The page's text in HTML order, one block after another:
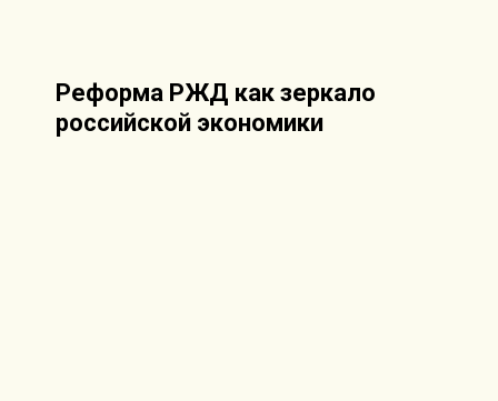
Реформа РЖД как зеркало
российской экономики